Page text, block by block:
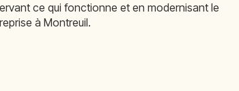
ce qui fonctionne et en modernisant le
à Montreuil.